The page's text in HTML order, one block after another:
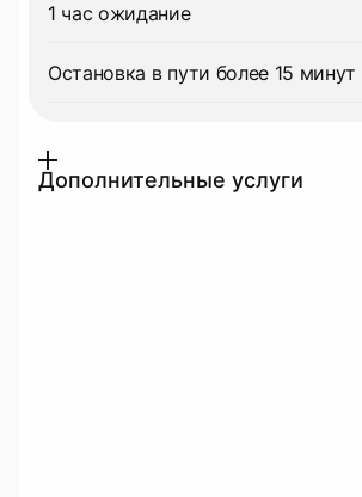
1 час ожидание
Остановка в пути более 15 минут
Дополнительные услуги